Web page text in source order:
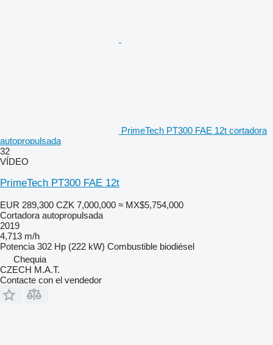
PrimeTech PT300 FAE 12t cortadora
autopropulsada
32
VÍDEO
PrimeTech PT300 FAE 12t
EUR 289,300 CZK 7,000,000 ≈ MX$5,754,000
Cortadora autopropulsada
2019
4,713 m/h
Potencia 302 Hp (222 kW) Combustible biodiésel
Chequia
CZECH M.A.T.
Contacte con el vendedor